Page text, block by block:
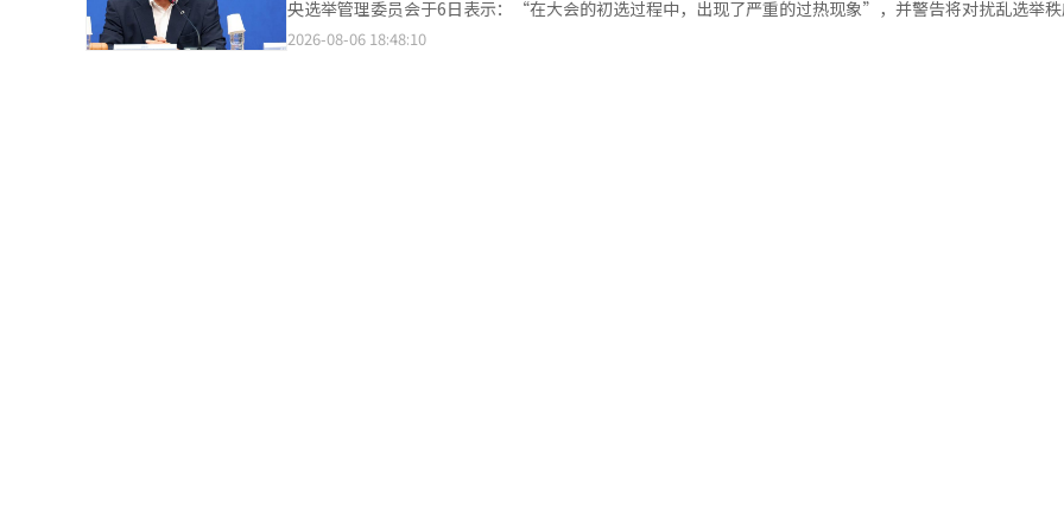
行修改为原则”。如果原有投票人数报告资料没有重大错误，下一时间段的投票人数报告时可以对原有误
整。 在下午2时30分左右，若发现之前时间段的投票人数错误，因无法进行修改而导致差异变大，相关通知再次传
律师协会和法学院协会各推荐3名特检候选人，最终选出2名候选人。李总统将在收到这两名候选人的推荐
人选。※ 本报道经人工智能（AI）系统翻译与编辑。
央选举管理委员会于6日表示：“在大会的初选过程中，出现了严重的过热现象”，并警告将对扰乱选举
党声誉的行为采取坚决措施。 选管委在当天下午以苏炳勋主席的名义发布声明，指出：“上周末在忠清地区和釜山·
2026-08-06 18:48:10